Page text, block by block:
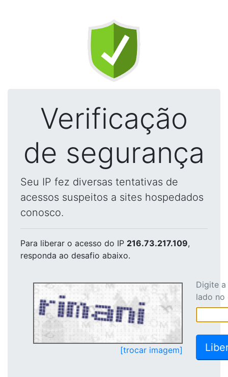
Verificação
de segurança
Seu IP fez diversas tentativas de
acessos suspeitos a sites hospedados
conosco.
Para liberar o acesso do IP 216.73.217.109,
responda ao desafio abaixo.
[trocar imagem]
Digite
lado no